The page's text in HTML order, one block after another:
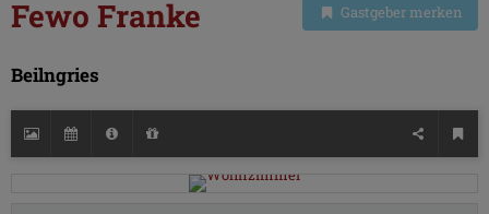
Fewo Franke Gastgeber merken
Beilngries